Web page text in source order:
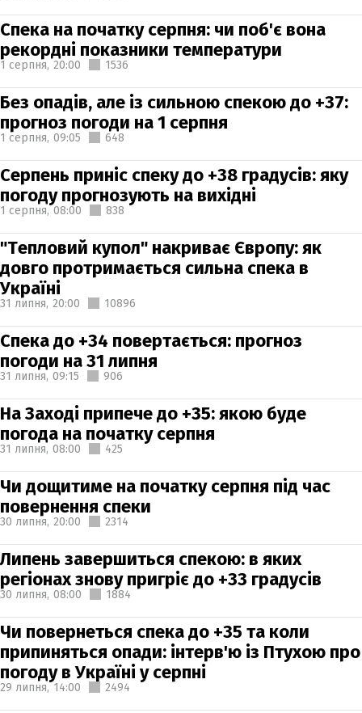
Спека на початку серпня: чи поб'є вона
рекордні показники температури
1 серпня, 20:00 1536
Без опадів, але із сильною спекою до +37:
прогноз погоди на 1 серпня
1 серпня, 09:05 648
Серпень приніс спеку до +38 градусів: яку
погоду прогнозують на вихідні
1 серпня, 08:00 838
"Тепловий купол" накриває Європу: як
довго протримається сильна спека в
Україні
31 липня, 20:00 10896
Спека до +34 повертається: прогноз
погоди на 31 липня
31 липня, 09:15 906
На Заході припече до +35: якою буде
погода на початку серпня
31 липня, 08:00 425
Чи дощитиме на початку серпня під час
повернення спеки
30 липня, 20:00 2314
Липень завершиться спекою: в яких
регіонах знову пригріє до +33 градусів
30 липня, 08:00 1884
Чи повернеться спека до +35 та коли
припиняться опади: інтерв'ю із Птухою про
погоду в Україні у серпні
29 липня, 14:00 2494